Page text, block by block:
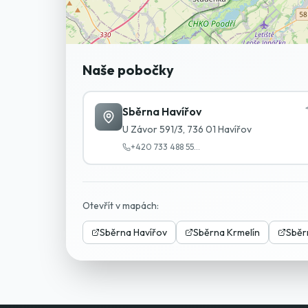
Naše pobočky
Sběrna Havířov
U Závor 591/3, 736 01 Havířov
+420 733 488 55...
Otevřít v mapách:
Sběrna Havířov Sběrna Krmelín